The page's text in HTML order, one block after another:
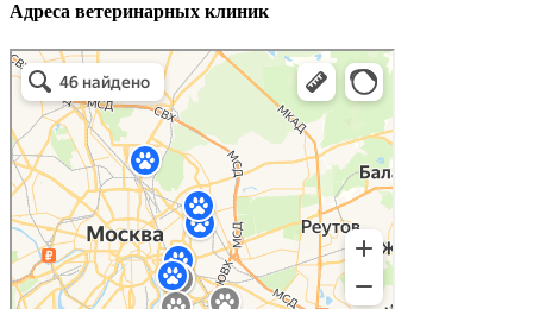
Адреса ветеринарных клиник